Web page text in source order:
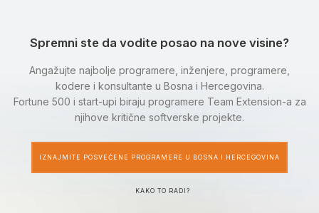
Spremni ste da vodite posao na nove visine?
Angažujte najbolje programere, inženjere, programere,
kodere i konsultante u Bosna i Hercegovina.
Fortune 500 i start-upi biraju programere Team Extension-a za
njihove kritične softverske projekte.
IZNAJMITE POSVEĆENE PROGRAMERE U BOSNA I HERCEGOVINA
KAKO TO RADI?